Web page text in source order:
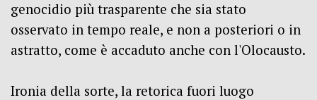
genocidio più trasparente che sia stato
osservato in tempo reale, e non a posteriori o in
astratto, come è accaduto anche con l'Olocausto.
Ironia della sorte, la retorica fuori luogo